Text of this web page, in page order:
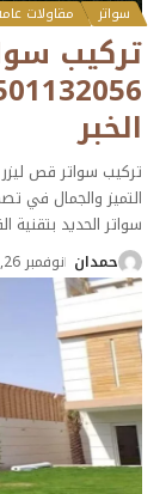
سواتر مقاولات
تركيب
الخبر
تركيب سواتر قص ليزر
التميز والجمال في
سواتر الحديد بتقنية
حمدان نوفمبر 26, 2024